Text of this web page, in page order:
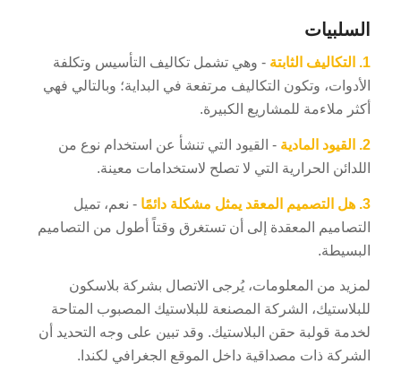
السلبيات
1. التكاليف الثابتة - وهي تشمل تكاليف التأسيس وتكلفة
الأدوات، وتكون التكاليف مرتفعة في البداية؛ وبالتالي فهي
أكثر ملاءمة للمشاريع الكبيرة.
2. القيود المادية - القيود التي تنشأ عن استخدام نوع من
اللدائن الحرارية التي لا تصلح لاستخدامات معينة.
3. هل التصميم المعقد يمثل مشكلة دائمًا - نعم، تميل
التصاميم المعقدة إلى أن تستغرق وقتاً أطول من التصاميم
البسيطة.
لمزيد من المعلومات، يُرجى الاتصال بشركة بلاسكون
للبلاستيك، الشركة المصنعة للبلاستيك المصبوب المتاحة
لخدمة قولبة حقن البلاستيك. وقد تبين على وجه التحديد أن
الشركة ذات مصداقية داخل الموقع الجغرافي لكندا.
NB
EL
SV
HU
ES_MX